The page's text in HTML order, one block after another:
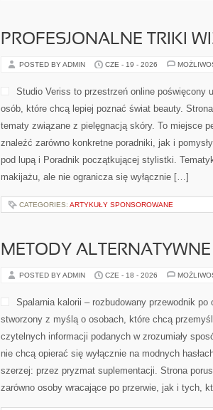
PROFESJONALNE TRIKI
POSTED BY ADMIN CZE - 19 - 2026
Studio Veriss to przestrzeń online poświęcony
osób, które chcą lepiej poznać świat beauty.
tematy związane z pielęgnacją skóry. To miejsce
znaleźć zarówno konkretne poradniki, jak i
pod lupą i Poradnik początkującej stylistki.
makijażu, ale nie ogranicza się wyłącznie […]
CATEGORIES: ARTYKUŁY SPONSOROWANE
METODY ALTERNATYWNE
POSTED BY ADMIN CZE - 18 - 2026
Spalarnia kalorii – rozbudowany przewodnik
stworzony z myślą o osobach, które chcą
czytelnych informacji podanych w zrozumiały
nie chcą opierać się wyłącznie na modnych
szerzej: przez pryzmat suplementacji. Strona
zarówno osoby wracające po przerwie, jak i tych,